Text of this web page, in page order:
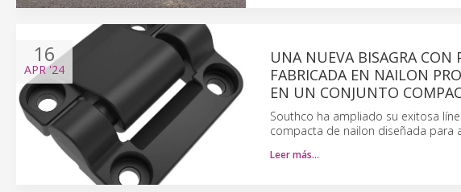
16
APR'24
UNA NUEVA BISAGRA CON
FABRICADA EN NAILON
EN UN CONJUNTO
Southco ha ampliado su exitosa
compacta de nailon diseñada para
Leer más…